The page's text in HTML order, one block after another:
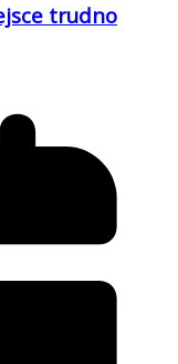
trudno